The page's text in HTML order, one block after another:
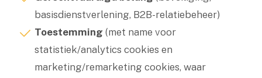
basisdienstverlening, B2B-relatiebeheer)
Toestemming (met name voor
statistiek/analytics cookies en
marketing/remarketing cookies, waar